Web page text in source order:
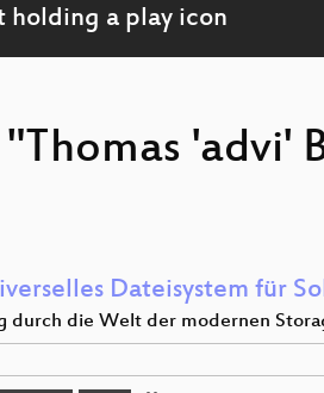
'advi'
Dateisystem für
durch die Welt der modernen